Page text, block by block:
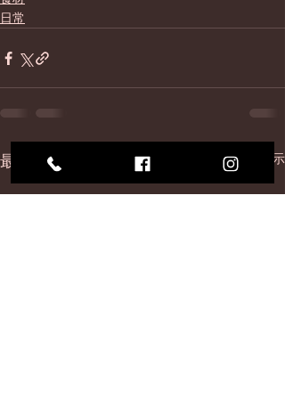
日常
最新記事 すべて表示